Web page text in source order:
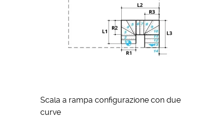
Scala a rampa configurazione con due
curve